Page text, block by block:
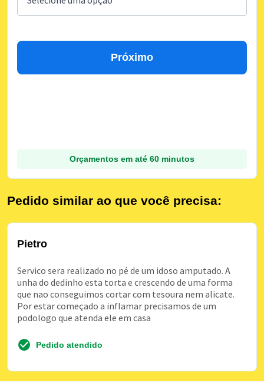
Próximo
Orçamentos em até 60 minutos
Pedido similar ao que você precisa:
Pietro
Servico sera realizado no pé de um idoso amputado. A
unha do dedinho esta torta e crescendo de uma forma
que nao conseguimos cortar com tesoura nem alicate.
Por estar começado a inflamar precisamos de um
podologo que atenda ele em casa
Pedido atendido